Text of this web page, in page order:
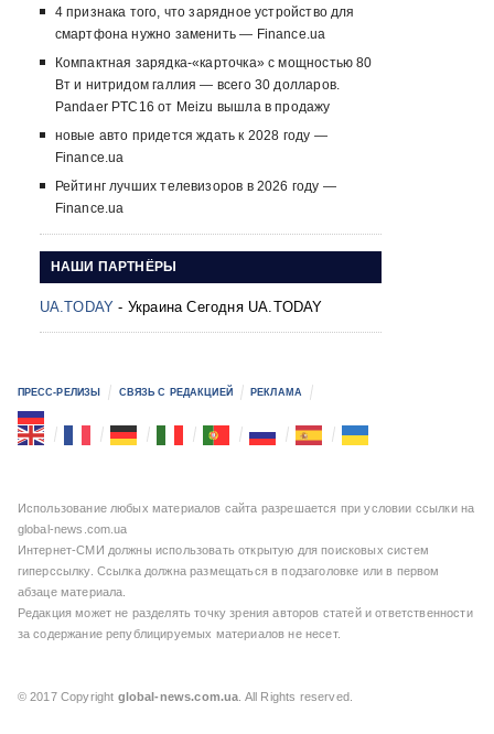
4 признака того, что зарядное устройство для
смартфона нужно заменить — Finance.ua
Компактная зарядка-«карточка» с мощностью 80
Вт и нитридом галлия — всего 30 долларов.
Pandaer PTC16 от Meizu вышла в продажу
новые авто придется ждать к 2028 году —
Finance.ua
Рейтинг лучших телевизоров в 2026 году —
Finance.ua
НАШИ ПАРТНЁРЫ
UA.TODAY - Украина Сегодня UA.TODAY
ПРЕСС-РЕЛИЗЫ СВЯЗЬ С РЕДАКЦИЕЙ РЕКЛАМА
Использование любых материалов сайта разрешается при условии ссылки на
global-news.com.ua
Интернет-СМИ должны использовать открытую для поисковых систем
гиперссылку. Ссылка должна размещаться в подзаголовке или в первом
абзаце материала.
Редакция может не разделять точку зрения авторов статей и ответственности
за содержание републицируемых материалов не несет.
© 2017 Copyright global-news.com.ua . All Rights reserved.